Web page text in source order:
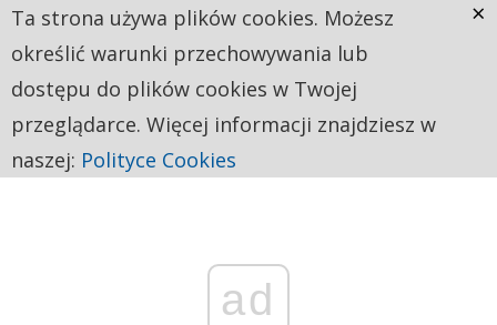
ad
Ta strona używa plików cookies. Możesz
określić warunki przechowywania lub
dostępu do plików cookies w Twojej
przeglądarce. Więcej informacji znajdziesz w
naszej: Polityce Cookies
×